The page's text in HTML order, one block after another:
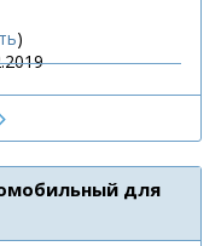
)
для